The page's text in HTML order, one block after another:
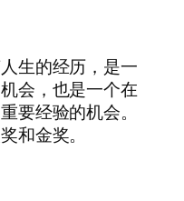
生的经历，是一
会，也是一个在
要经验的机会。
和金奖。